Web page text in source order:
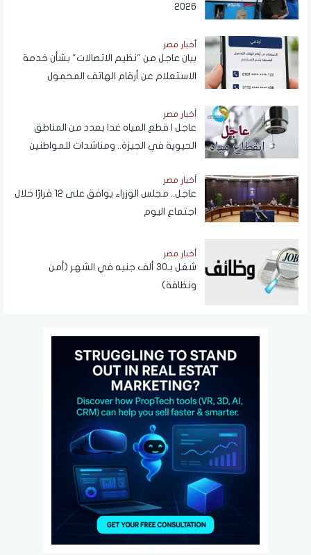
2026
أخبار مصر
بيان عاجل من "نظيم الاتصالات" بشأن خدمة
الاستعلام عن أرقام الهاتف المحمول
NTRA
أخبار مصر
عاجل | قطع المياه غدا بعدد من المناطق
الحيوية في الجيزة.. ومناشدات للمواطنين
أخبار مصر
عاجل.. مجلس الوزراء يوافق على 12 قرارًا خلال
اجتماع اليوم
أخبار مصر
شغل بـ30 ألف جنيه في الشهر (أمن
ونظافة)